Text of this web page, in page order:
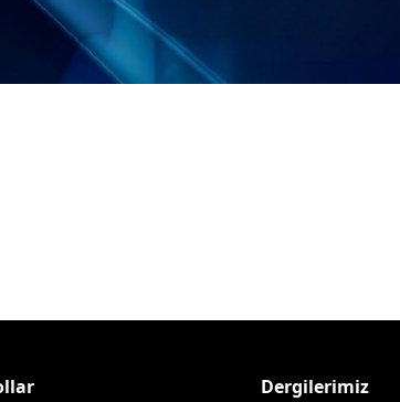
Dergilerimiz